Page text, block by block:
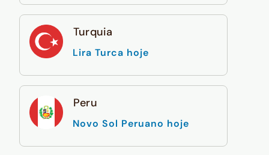
Turquia
Lira Turca hoje
Peru
Novo Sol Peruano hoje